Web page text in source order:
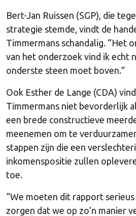
Bert-Jan Ruissen (SGP), die
strategie stemde, vindt de
Timmermans schandalig. “Het
van het onderzoek vind ik echt
onderste steen moet boven.”
Ook Esther de Lange (CDA)
Timmermans niet bevorderlijk
een brede constructieve
meenemen om te
stappen zijn die een
inkomenspositie zullen
toe.
“We moeten dit rapport
zorgen dat we op zo’n manier